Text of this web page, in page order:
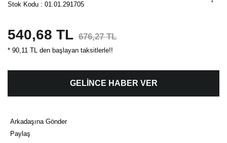
Stok Kodu : 01.01.291705
540,68 TL 676,27 TL
* 90,11 TL den başlayan taksitlerle!!
GELİNCE HABER VER
Arkadaşına Gönder
Paylaş